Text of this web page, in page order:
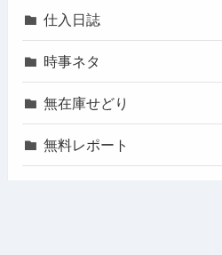
仕入日誌
時事ネタ
無在庫せどり
無料レポート